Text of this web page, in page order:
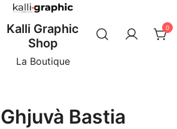
Kalli Graphic
Shop
La Boutique
0
Bastia